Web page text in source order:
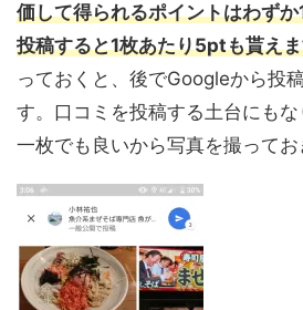
価して得られるポイントはわず
投稿すると1枚あたり5ptも貰え
っておくと、後でGoogleから投
す。口コミを投稿する土台にも
一枚でも良いから写真を撮ってお